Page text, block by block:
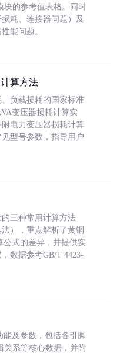
块的参考值表格。同时
耗、连接器问题）及
能问题。
算方法
负载损耗的国家标准
变压器损耗计算实
电力变压器损耗计算
见型号参数，指导用户
三种常用计算方法
），重点解析了黄铜
公式的差异，并提供实
数据参考GB/T 4423-
能及参数，包括各引脚
关系等核心数据，并附